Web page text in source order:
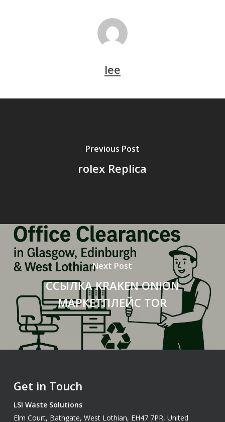
lee
Previous Post
rolex Replica
Next Post
ССЫЛКА KRAKEN ONION
МАРКЕТПЛЕЙС TOR
Get in Touch
LSI Waste Solutions
Elm Court, Bathgate, West Lothian, EH47 7PR, United